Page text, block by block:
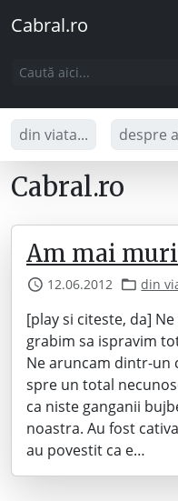
Cabral.ro
din viata... despre
Cabral.ro
Am mai
12.06.2012 din
[play si citeste, da]
grabim sa ispravim
Ne aruncam dintr-un
spre un total
ca niste ganganii
noastra. Au fost
au povestit ca e…